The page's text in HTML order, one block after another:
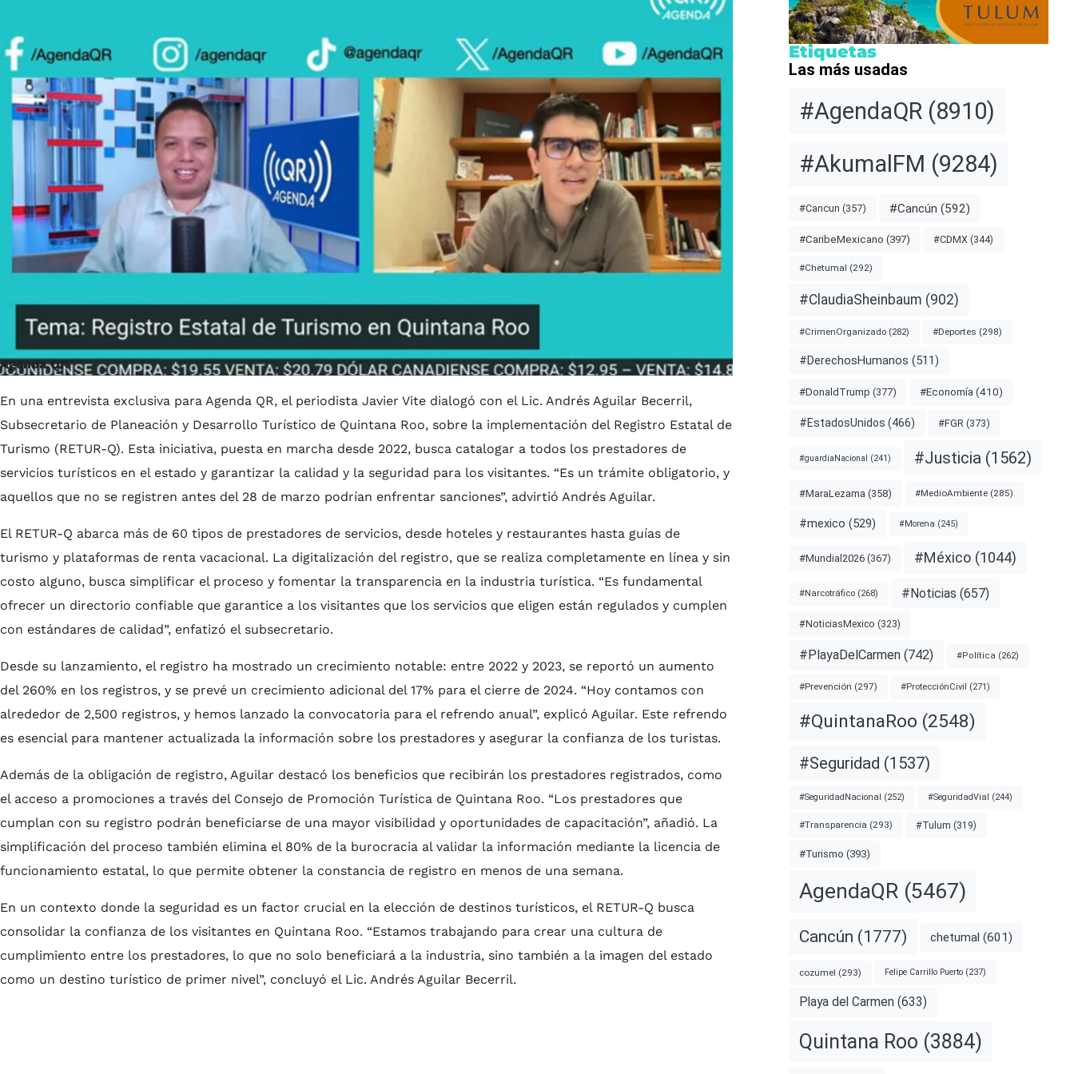
Agenda QR
En una entrevista exclusiva para Agenda QR, el periodista Javier Vite dialogó con el Lic. Andrés Aguilar Becerril,
Subsecretario de Planeación y Desarrollo Turístico de Quintana Roo, sobre la implementación del Registro Estatal de
Turismo (RETUR-Q). Esta iniciativa, puesta en marcha desde 2022, busca catalogar a todos los prestadores de
servicios turísticos en el estado y garantizar la calidad y la seguridad para los visitantes. “Es un trámite obligatorio, y
aquellos que no se registren antes del 28 de marzo podrían enfrentar sanciones”, advirtió Andrés Aguilar.
El RETUR-Q abarca más de 60 tipos de prestadores de servicios, desde hoteles y restaurantes hasta guías de
turismo y plataformas de renta vacacional. La digitalización del registro, que se realiza completamente en línea y sin
costo alguno, busca simplificar el proceso y fomentar la transparencia en la industria turística. “Es fundamental
ofrecer un directorio confiable que garantice a los visitantes que los servicios que eligen están regulados y cumplen
con estándares de calidad”, enfatizó el subsecretario.
Desde su lanzamiento, el registro ha mostrado un crecimiento notable: entre 2022 y 2023, se reportó un aumento
del 260% en los registros, y se prevé un crecimiento adicional del 17% para el cierre de 2024. “Hoy contamos con
alrededor de 2,500 registros, y hemos lanzado la convocatoria para el refrendo anual”, explicó Aguilar. Este refrendo
es esencial para mantener actualizada la información sobre los prestadores y asegurar la confianza de los turistas.
Además de la obligación de registro, Aguilar destacó los beneficios que recibirán los prestadores registrados, como
el acceso a promociones a través del Consejo de Promoción Turística de Quintana Roo. “Los prestadores que
cumplan con su registro podrán beneficiarse de una mayor visibilidad y oportunidades de capacitación”, añadió. La
simplificación del proceso también elimina el 80% de la burocracia al validar la información mediante la licencia de
funcionamiento estatal, lo que permite obtener la constancia de registro en menos de una semana.
En un contexto donde la seguridad es un factor crucial en la elección de destinos turísticos, el RETUR-Q busca
consolidar la confianza de los visitantes en Quintana Roo. “Estamos trabajando para crear una cultura de
cumplimiento entre los prestadores, lo que no solo beneficiará a la industria, sino también a la imagen del estado
como un destino turístico de primer nivel”, concluyó el Lic. Andrés Aguilar Becerril.
Etiquetas
Las más usadas
#AgendaQR(8910)
#AkumalFM (9284)
#Cancun (357) #Cancún (592)
#CaribeMexicano (397) #CDMX(344)
#Chetumal (292)
#ClaudiaSheinbaum (902)
#CrimenOrganizado(282) #Deportes (298)
#DerechosHumanos (511)
#DonaldTrump (377) #Economía (410)
#EstadosUnidos (466) #FGR (373)
#guardiaNacional (241) #Justicia (1562)
#MaraLezama (358) #MedioAmbiente(285)
#mexico (529) #Morena (245)
#Mundial2026(367) #México(1044)
#Narcotráfico(268) #Noticias (657)
#NoticiasMexico (323)
#PlayaDelCarmen(742) #Política (262)
#Prevención (297) #ProtecciónCivil (271)
#QuintanaRoo (2548)
#Seguridad (1537)
#SeguridadNacional (252) #SeguridadVial (244)
#Transparencia (293) #Tulum (319)
#Turismo (393)
AgendaQR(5467)
Cancún (1777) chetumal (601)
cozumel (293) Felipe Carrillo Puerto(237)
Playa del Carmen (633)
Quintana Roo (3884)